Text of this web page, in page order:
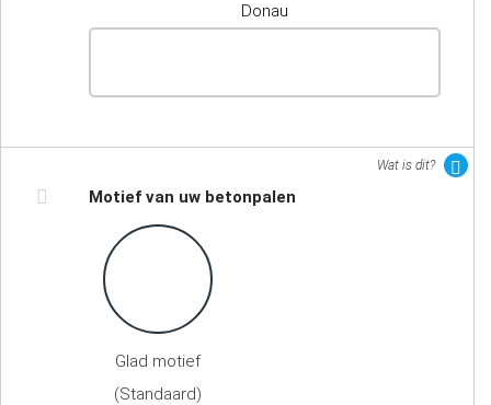
Donau
Wat is dit?
Motief van uw betonpalen
Glad motief
(Standaard)